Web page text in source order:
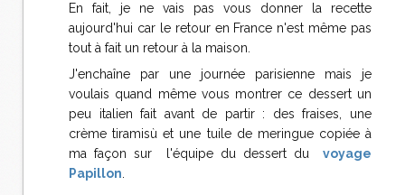
En fait, je ne vais pas vous donner la recette
aujourd'hui car le retour en France n'est même pas
tout à fait un retour à la maison.
J'enchaîne par une journée parisienne mais je
voulais quand même vous montrer ce dessert un
peu italien fait avant de partir : des fraises, une
crème tiramisù et une tuile de meringue copiée à
ma façon sur l'équipe du dessert du
voyage
Papillon